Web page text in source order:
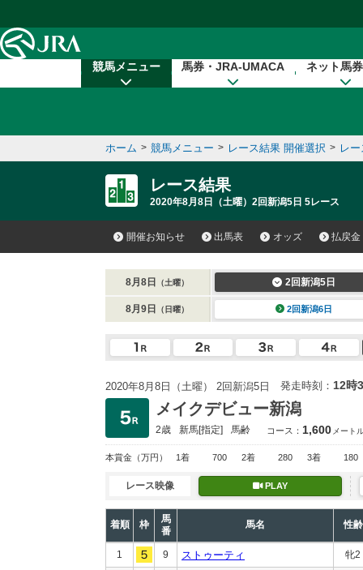
競馬メニュー 馬券・JRA-UMACA ネット馬
ホーム > 競馬メニュー > レース結果 開催選択 > レ
レース結果
2020年8月8日（土曜）2回新潟5日 5レース
開催お知らせ 出馬表 オッズ 払戻金
8月8日 （土曜） 2回新潟5日
8月9日 （日曜） 2回新潟6日
2020年8月8日（土曜） 2回新潟5日 発走時刻： 12時
メイクデビュー新潟
2歳 新馬[指定] 馬齢 コース： 1,600 メート
本賞金 （万円） 1着 700 2着 280 3着 180
レース映像 PLAY
着順 枠
馬
番
馬名 性齢
1 9 ストゥーティ 牝2